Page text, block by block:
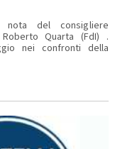
nota del consigliere
Quarta (FdI) .
nei confronti della